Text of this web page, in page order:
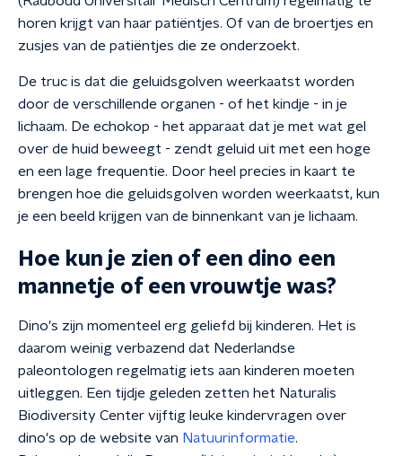
horen krijgt van haar patiëntjes. Of van de broertjes en
zusjes van de patiëntjes die ze onderzoekt.
De truc is dat die geluidsgolven weerkaatst worden
door de verschillende organen - of het kindje - in je
lichaam. De echokop - het apparaat dat je met wat gel
over de huid beweegt - zendt geluid uit met een hoge
en een lage frequentie. Door heel precies in kaart te
brengen hoe die geluidsgolven worden weerkaatst, kun
je een beeld krijgen van de binnenkant van je lichaam.
Hoe kun je zien of een dino een
mannetje of een vrouwtje was?
Dino's zijn momenteel erg geliefd bij kinderen. Het is
daarom weinig verbazend dat Nederlandse
paleontologen regelmatig iets aan kinderen moeten
uitleggen. Een tijdje geleden zetten het Naturalis
Biodiversity Center vijftig leuke kindervragen over
dino's op de website van Natuurinformatie.